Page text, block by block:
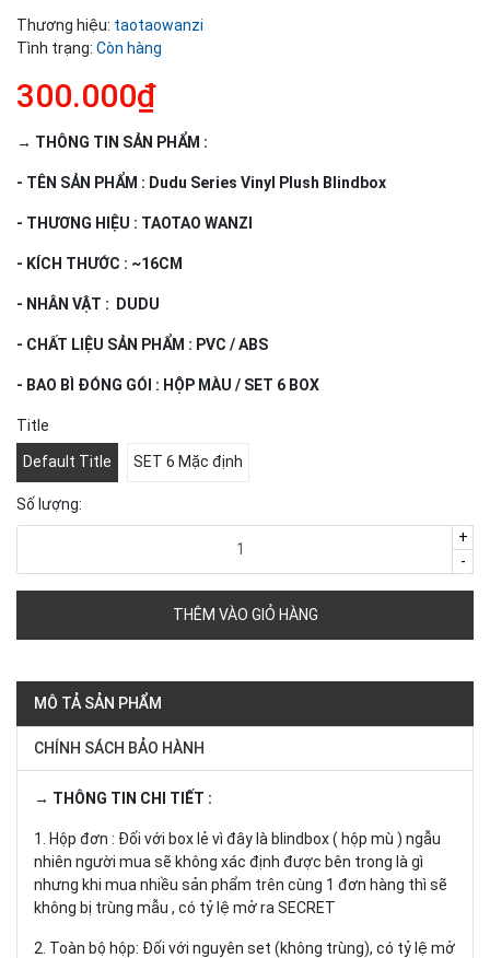
Thương hiệu: taotaowanzi
Tình trạng: Còn hàng
300.000₫
→ THÔNG TIN SẢN PHẨM :
- TÊN SẢN PHẨM : Dudu Series Vinyl Plush Blindbox
- THƯƠNG HIỆU : TAOTAO WANZI
- KÍCH THƯỚC : ~16CM
- NHÂN VẬT : DUDU
- CHẤT LIỆU SẢN PHẨM : PVC / ABS
- BAO BÌ ĐÓNG GÓI : HỘP MÀU / SET 6 BOX
Title
Default Title SET 6 Mặc định
Số lượng:
-
+
THÊM VÀO GIỎ HÀNG
MÔ TẢ SẢN PHẨM
CHÍNH SÁCH BẢO HÀNH
→ THÔNG TIN CHI TIẾT :
1. Hộp đơn : Đối với box lẻ vì đây là blindbox ( hộp mù ) ngẫu
nhiên người mua sẽ không xác định được bên trong là gì
nhưng khi mua nhiều sản phẩm trên cùng 1 đơn hàng thì sẽ
không bị trùng mẫu , có tỷ lệ mở ra SECRET
2. Toàn bộ hộp: Đối với nguyên set (không trùng), có tỷ lệ mở